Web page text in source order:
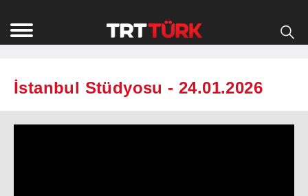
İstanbul Stüdyosu - 24.01.2026